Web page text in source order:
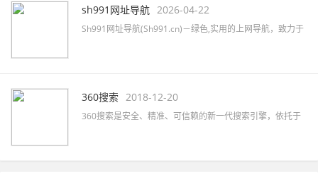
sh991网址导航 2026-04-22
Sh991网址导航(Sh991.cn)－绿色,实用的上网导航，致力于
360搜索 2018-12-20
360搜索是安全、精准、可信赖的新一代搜索引擎，依托于